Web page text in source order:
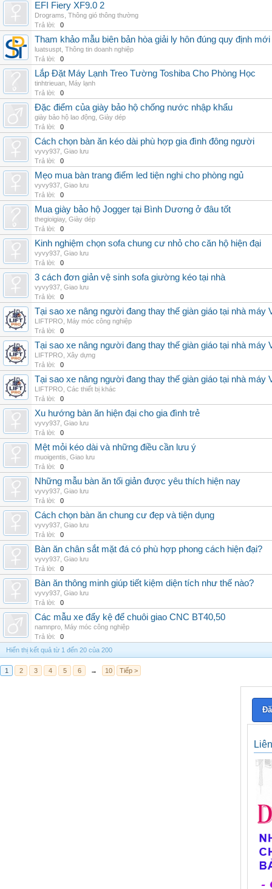
EFI Fiery XF9.0 2
Drograms Thông gió thông thường
Trả lời:
0
Tham khảo mẫu biên bản hòa giải ly hôn đúng quy định mới
luatsuspt Thông tin doanh nghiệp
Trả lời:
0
Lắp Đặt Máy Lạnh Treo Tường Toshiba Cho Phòng Học
tinhtrieuan Máy lạnh
Trả lời:
0
Đặc điểm của giày bảo hộ chống nước nhập khẩu
giày bảo hộ lao động Giày dép
Trả lời:
0
Cách chọn bàn ăn kéo dài phù hợp gia đình đông người
vyvy937 Giao lưu
Trả lời:
0
Mẹo mua bàn trang điểm led tiện nghi cho phòng ngủ
vyvy937 Giao lưu
Trả lời:
0
Mua giày bảo hộ Jogger tại Bình Dương ở đâu tốt
thegioigiay, Giày dép
Trả lời:
0
Kinh nghiệm chọn sofa chung cư nhỏ cho căn hộ hiện đại
vyvy937 Giao lưu
Trả lời:
0
3 cách đơn giản vệ sinh sofa giường kéo tại nhà
vyvy937 Giao lưu
Trả lời:
0
Tại sao xe nâng người đang thay thế giàn giáo tại nhà máy
LIFTPRO
Máy móc công nghiệp
Trả lời:
0
Tại sao xe nâng người đang thay thế giàn giáo tại nhà máy
LIFTPRO
Xây dựng
Trả lời:
0
Tại sao xe nâng người đang thay thế giàn giáo tại nhà máy
LIFTPRO Các thiết bị khác
Trả lời:
0
Xu hướng bàn ăn hiện đại cho gia đình trẻ
vyvy937 Giao lưu
Trả lời:
0
Mệt mỏi kéo dài và những điều cần lưu ý
muoigentis Giao lưu
Trả lời:
0
Những mẫu bàn ăn tối giản được yêu thích hiện nay
vyvy937 Giao lưu
Trả lời:
0
Cách chọn bàn ăn chung cư đẹp và tiện dụng
vyvy937 Giao lưu
Trả lời:
0
Bàn ăn chân sắt mặt đá có phù hợp phong cách hiện đại?
vyvy937 Giao lưu
Trả lời:
0
Bàn ăn thông minh giúp tiết kiệm diện tích như thế nào?
vyvy937 Giao lưu
Trả lời:
0
Các mẫu xe đẩy kệ để chuôi giao CNC BT40,50
namnpro Máy móc công nghiệp
Trả lời:
0
Hiển thị kết quả từ 1 đến 20 của 200
1 2 3 4 5 6 → 10 Tiếp >